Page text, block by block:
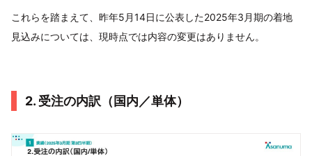
これらを踏まえて、昨年5月14日に公表した2025年3月期の着地
見込みについては、現時点では内容の変更はありません。
2. 受注の内訳（国内／単体）